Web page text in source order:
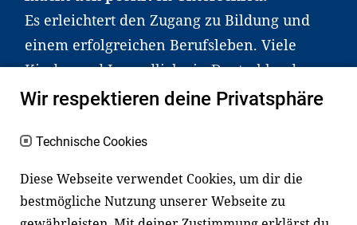
Es erleichtert den Zugang zu Bildung und
einem erfolgreichen Berufsleben. Viele
Kinder und Jugendliche in Deutschland
haben aber große Schwierigkeiten dabei.
an Familien sowie an Erzieher*innen,
Lehrer*innen und andere
Fachexpert*innen. Dafür arbeiten wir eng
mit Ministerien, wissenschaftlichen
Wir respektieren deine Privatsphäre
Technische Cookies
Diese Webseite verwendet Cookies, um dir die
bestmögliche Nutzung unserer Webseite zu